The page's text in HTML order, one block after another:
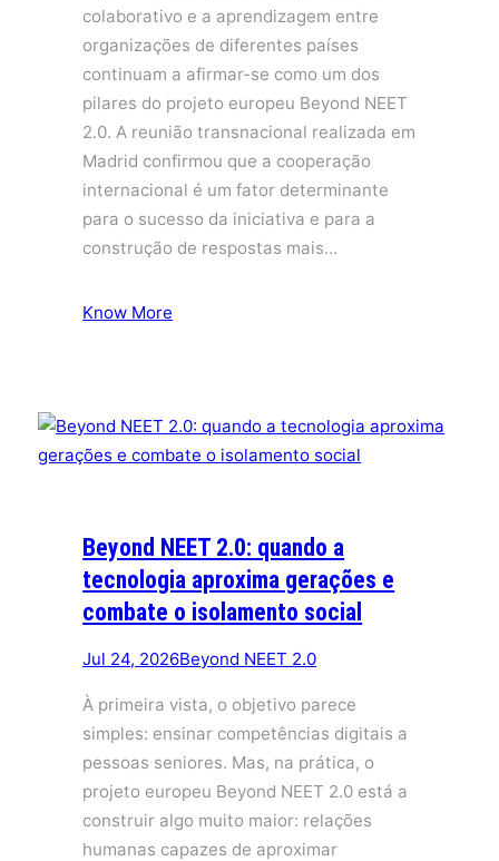
colaborativo e a aprendizagem entre
organizações de diferentes países
continuam a afirmar-se como um dos
pilares do projeto europeu Beyond NEET
2.0. A reunião transnacional realizada em
Madrid confirmou que a cooperação
internacional é um fator determinante
para o sucesso da iniciativa e para a
construção de respostas mais…
Know More
Beyond NEET 2.0: quando a
tecnologia aproxima gerações e
combate o isolamento social
Jul 24, 2026Beyond NEET 2.0
À primeira vista, o objetivo parece
simples: ensinar competências digitais a
pessoas seniores. Mas, na prática, o
projeto europeu Beyond NEET 2.0 está a
construir algo muito maior: relações
humanas capazes de aproximar